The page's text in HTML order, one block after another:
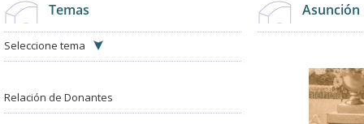
Temas
Seleccione tema
Relación de Donantes
Asunción